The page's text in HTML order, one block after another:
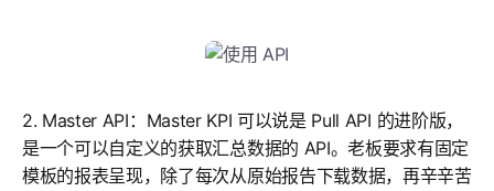
2. Master API：Master KPI 可以说是 Pull API 的进阶版，
是一个可以自定义的获取汇总数据的 API。老板要求有固定
模板的报表呈现，除了每次从原始报告下载数据，再辛辛苦